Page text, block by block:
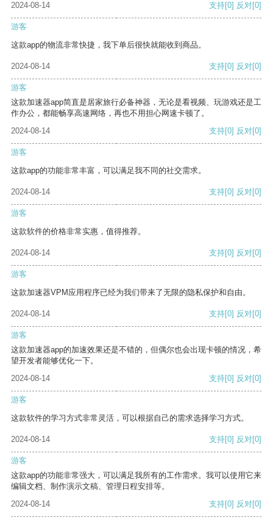
2024-08-14
支持[0] 反对[0]
游客
这款app的物流非常快捷，我下单后很快就能收到商品。
2024-08-14 支持[0] 反对[0]
游客
这款加速器app简直是居家旅行必备神器，无论是看视频、玩游戏还是工
作办公，都能畅享高速网络，再也不用担心网速卡顿了。
2024-08-14
支持[0] 反对[0]
游客
这款app的功能非常丰富，可以满足我不同的社交需求。
2024-08-14 支持[0] 反对[0]
游客
这款软件的价格非常实惠，值得推荐。
2024-08-14 支持[0] 反对[0]
游客
这款加速器VPM应用程序已经为我们带来了无限的隐私保护和自由。
2024-08-14 支持[0] 反对[0]
游客
这款加速器app的加速效果还是不错的，但偶尔也会出现卡顿的情况，希
望开发者能够优化一下。
2024-08-14
支持[0] 反对[0]
游客
这款软件的学习方式非常灵活，可以根据自己的需求选择学习方式。
2024-08-14 支持[0] 反对[0]
游客
这款app的功能非常强大，可以满足我所有的工作需求。我可以使用它来
编辑文档、制作演示文稿、管理日程安排等。
2024-08-14
支持[0] 反对[0]